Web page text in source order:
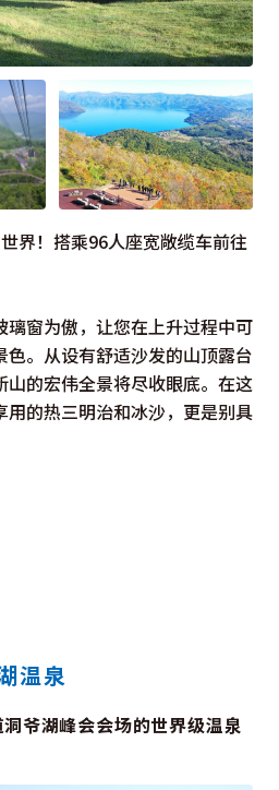
界！搭乘96人座宽敞缆车前往
璃窗为傲，让您在上升过程中可
色。从设有舒适沙发的山顶露台
山的宏伟全景将尽收眼底。在这
用的热三明治和冰沙，更是别具
温泉
爷湖峰会会场的世界级温泉